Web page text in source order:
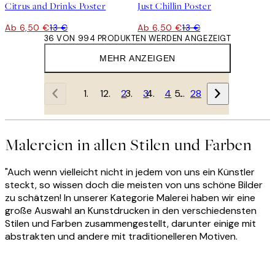
Citrus and Drinks Poster
Ab 6,50 €13 €
Just Chillin Poster
Ab 6,50 €13 €
MEHR ANZEIGEN
36 VON 994 PRODUKTEN WERDEN ANGEZEIGT
1 2 3 4 … 28
Malereien in allen Stilen und Farben
"Auch wenn vielleicht nicht in jedem von uns ein Künstler
steckt, so wissen doch die meisten von uns schöne Bilder
zu schätzen! In unserer Kategorie Malerei haben wir eine
große Auswahl an Kunstdrucken in den verschiedensten
Stilen und Farben zusammengestellt, darunter einige mit
abstrakten und andere mit traditionelleren Motiven.